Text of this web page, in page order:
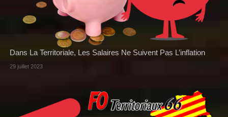
Dans La Territoriale, Les Salaires Ne Suivent Pas L’inflation
29 juillet 2023